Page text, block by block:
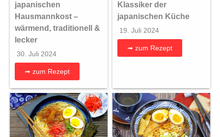
japanischen
Hausmannkost –
wärmend, traditionell &
lecker
30. Juli 2024
➟ zum Rezept
Klassiker der
japanischen Küche
19. Juli 2024
➟ zum Rezept